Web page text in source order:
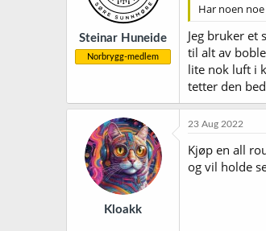
Steinar Huneide
Norbrygg-medlem
Har noen
Jeg bruker et
til alt av
lite nok luft i
tetter den
Kloakk
23 Aug 2022
Kjøp en all
og vil holde